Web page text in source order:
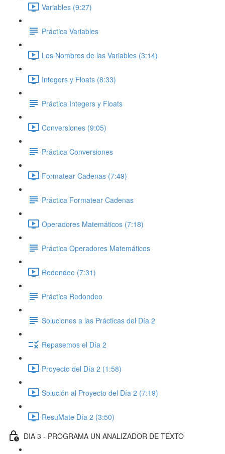
Variables (9:27)
Práctica Variables
Los Nombres de las Variables (3:14)
Integers y Floats (8:33)
Práctica Integers y Floats
Conversiones (9:05)
Práctica Conversiones
Formatear Cadenas (7:49)
Práctica Formatear Cadenas
Operadores Matemáticos (7:18)
Práctica Operadores Matemáticos
Redondeo (7:31)
Práctica Redondeo
Soluciones a las Prácticas del Día 2
Repasemos el Día 2
Proyecto del Día 2 (1:58)
Solución al Proyecto del Día 2 (7:19)
ResuMate Día 2 (3:50)
DIA 3 - PROGRAMA UN ANALIZADOR DE TEXTO